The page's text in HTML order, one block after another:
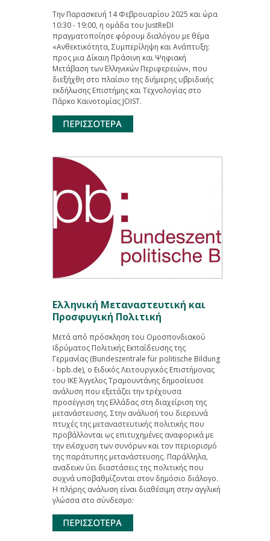
Την Παρασκευή 14 Φεβρουαρίου 2025 και ώρα
10:30 - 19:00, η ομάδα του JustReDI
πραγματοποίησε φόρουμ διαλόγου με θέμα
«Ανθεκτικότητα, Συμπερίληψη και Ανάπτυξη:
προς μια Δίκαιη Πράσινη και Ψηφιακή
Μετάβαση των Ελληνικών Περιφερειών», που
διεξήχθη στο πλαίσιο της διήμερης υβριδικής
εκδήλωσης Επιστήμης και Τεχνολογίας στο
Πάρκο Καινοτομίας JOIST.
Ελληνική Μεταναστευτική και
Προσφυγική Πολιτική
Μετά από πρόσκληση του Ομοσπονδιακού
Ιδρύματος Πολιτικής Εκπαίδευσης της
Γερμανίας (Bundeszentrale für politische Bildung
- bpb.de), ο Ειδικός Λειτουργικός Επιστήμονας
του ΙΚΕ Άγγελος Τραμουντάνης δημοσίευσε
ανάλυση που εξετάζει την τρέχουσα
προσέγγιση της Ελλάδας στη διαχείριση της
μετανάστευσης. Στην ανάλυσή του διερευνά
πτυχές της μεταναστευτικής πολιτικής που
προβάλλονται ως επιτυχημένες αναφορικά με
την ενίσχυση των συνόρων και τον περιορισμό
της παράτυπης μετανάστευσης. Παράλληλα,
αναδεικν ύει διαστάσεις της πολιτικής που
συχνά υποβαθμίζονται στον δημόσιο διάλογο.
Η πλήρης ανάλυση είναι διαθέσιμη στην αγγλική
γλώσσα στο σύνδεσμο: